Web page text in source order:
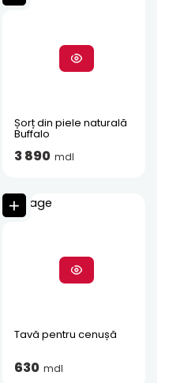
Șorț din piele naturală
Buffalo
3 890 mdl
Tavă pentru cenușă
630 mdl